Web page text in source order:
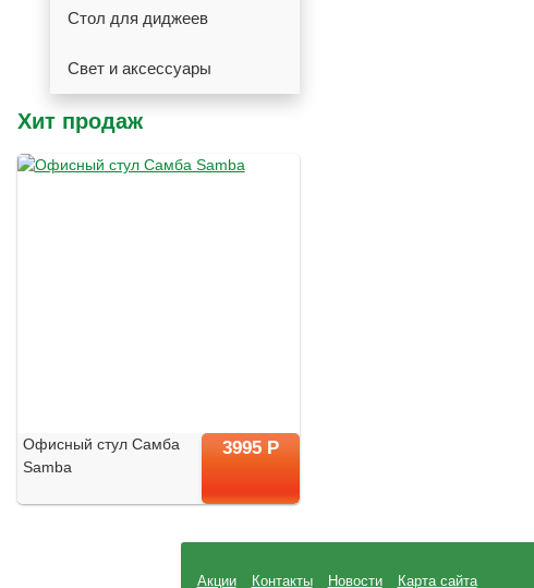
Стол для диджеев
Свет и аксессуары
Хит продаж
Офисный стул Самба
Samba
3995 Р
Акции Контакты Новости Карта сайта